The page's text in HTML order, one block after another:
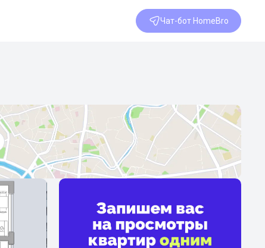
Чат-бот HomeBro